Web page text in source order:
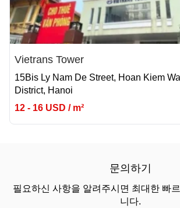
Vietrans Tower
15Bis Ly Nam De Street, Hoan Kiem
District, Hanoi
12 - 16 USD / m²
문의하기
필요하신 사항을 알려주시면 최대한 빠
니다.